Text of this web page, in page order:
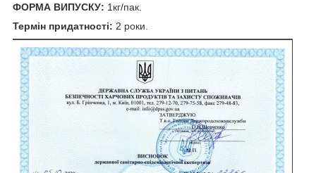
ФОРМА ВИПУСКУ: 1кг/пак.
Термін придатності: 2 роки.